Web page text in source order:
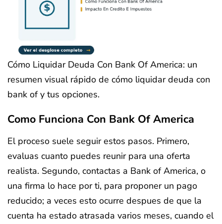
Cómo Liquidar Deuda Con Bank Of America: un
resumen visual rápido de cómo liquidar deuda con
bank of y tus opciones.
Como Funciona Con Bank Of America
El proceso suele seguir estos pasos. Primero,
evaluas cuanto puedes reunir para una oferta
realista. Segundo, contactas a Bank of America, o
una firma lo hace por ti, para proponer un pago
reducido; a veces esto ocurre despues de que la
cuenta ha estado atrasada varios meses, cuando el